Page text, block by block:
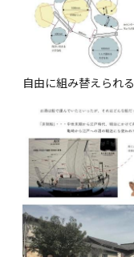
自由に組み替えられ